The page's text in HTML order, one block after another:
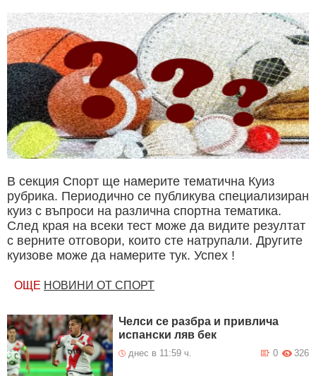
В секция Спорт ще намерите тематична Куиз
рубрика. Периодично се публикува специализиран
куиз с въпроси на различна спортна тематика.
След края на всеки тест може да видите резултат
с верните отговори, които сте натрупали. Другите
куизове може да намерите тук. Успех !
ОЩЕ НОВИНИ ОТ СПОРТ
Челси се разбра и привлича
испански ляв бек
днес в 11:59 ч. 326
0